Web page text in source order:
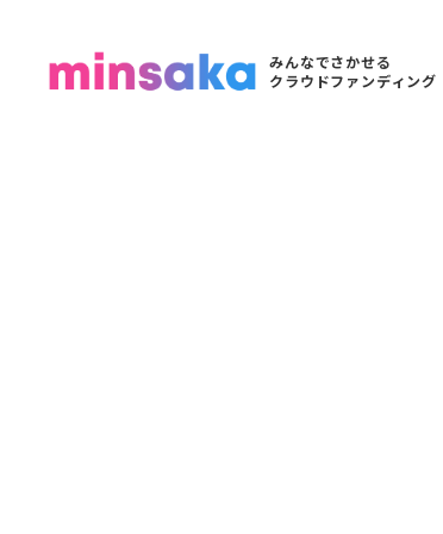
みんなでさかせる
クラウドファンディング